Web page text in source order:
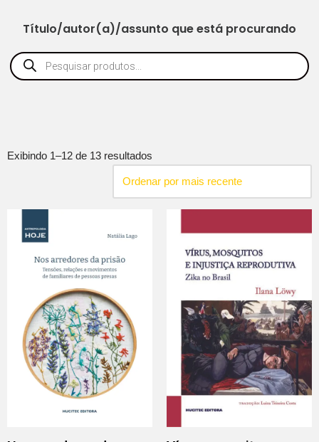
Título/autor(a)/assunto que está procurando
Exibindo 1–12 de 13 resultados